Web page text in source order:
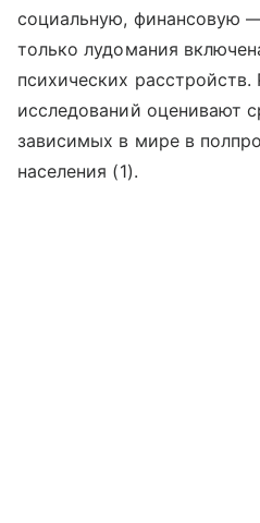
социальную, финансовую
только лудомания
психических расстройств.
исследований оценивают
зависимых в мире в
населения (1).